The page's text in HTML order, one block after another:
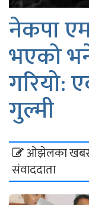
नेकपा
भएको
गरियो:
गुल्मी
ओझेलका
संवाददाता